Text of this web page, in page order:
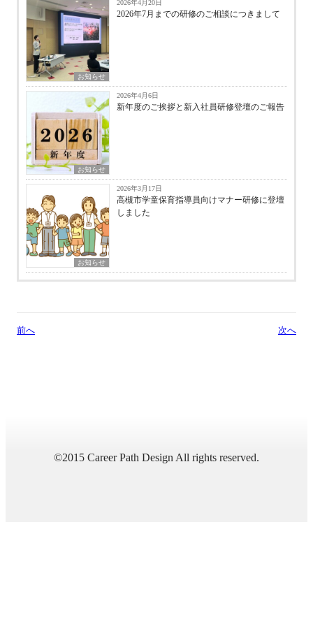
お知らせ
2026年4月20日
2026年7月までの研修のご相談につきまして
お知らせ
2026年4月6日
新年度のご挨拶と新入社員研修登壇のご報告
お知らせ
2026年3月17日
高槻市学童保育指導員向けマナー研修に登壇
しました
前へ 次へ
©2015 Career Path Design All rights reserved.